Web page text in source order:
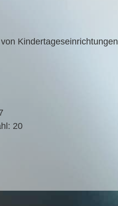
Kindertageseinrichtungen
20